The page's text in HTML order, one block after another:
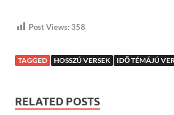
Post Views:358
TAGGED HOSSZÚ VERSEK IDŐ TÉMÁJÚ
RELATED POSTS